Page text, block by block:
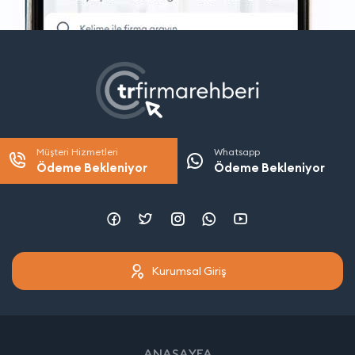
Müşteri Hizmetleri
Ödeme Bekleniyor
Whatsapp
Ödeme Bekleniyor
Kurumsal Giriş